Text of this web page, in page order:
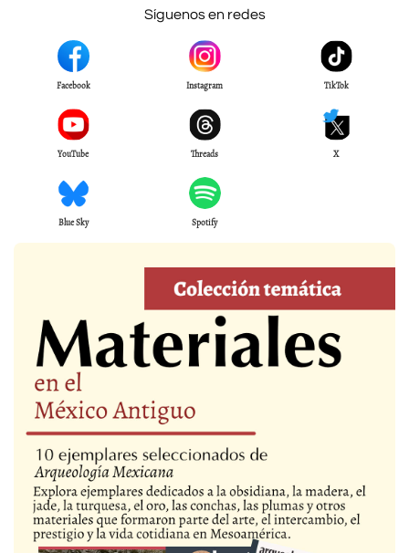
Síguenos en redes
Facebook Instagram TikTok
YouTube Threads X
Blue Sky Spotify